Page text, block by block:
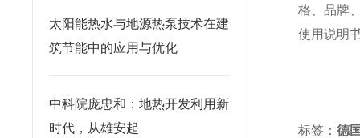
太阳能热水与地源热泵技术在建
筑节能中的应用与优化
中科院庞忠和：地热开发利用新
时代，从雄安起
格、品牌
使用说明
标签：德